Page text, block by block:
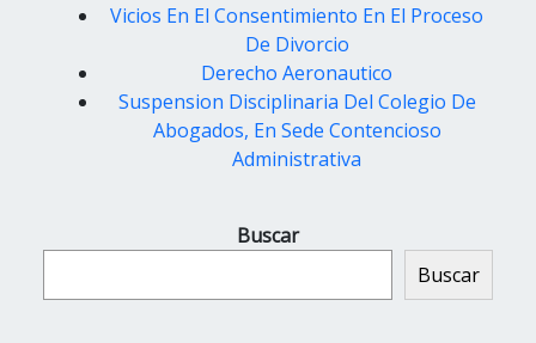
Vicios En El Consentimiento En El Proceso
De Divorcio
Derecho Aeronautico
Suspension Disciplinaria Del Colegio De
Abogados, En Sede Contencioso
Administrativa
Buscar
Buscar